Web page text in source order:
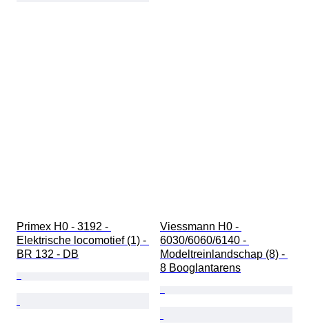
Primex H0 - 3192 -
Elektrische locomotief (1) -
BR 132 - DB
Viessmann H0 -
6030/6060/6140 -
Modeltreinlandschap (8) -
8 Booglantarens